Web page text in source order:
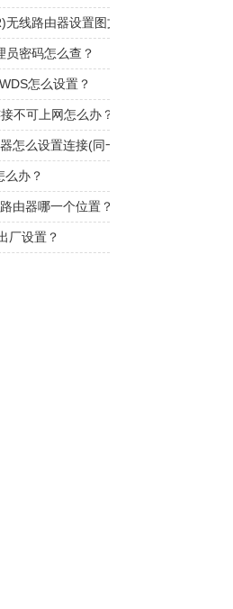
线路由器设置图文教程【图文】
员密码怎么查？
怎么设置？
不可上网怎么办？
怎么设置连接(同一个路由器怎么设置
么办？
由器哪一个位置？
厂设置？